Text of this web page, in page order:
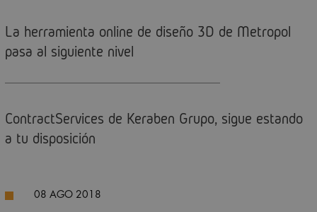
La herramienta online de diseño 3D de Metropol
pasa al siguiente nivel
ContractServices de Keraben Grupo, sigue estando
a tu disposición
08 AGO 2018